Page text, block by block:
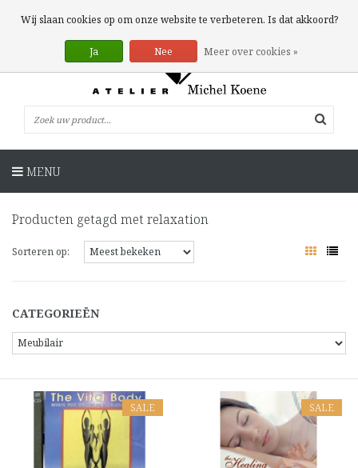
0 Artikelen
MENU
Producten getagd met relaxation
Sorteren op:
CATEGORIEËN
SALE SALE
Wij slaan cookies op om onze website te verbeteren. Is dat akkoord?
Ja Nee Meer over cookies »